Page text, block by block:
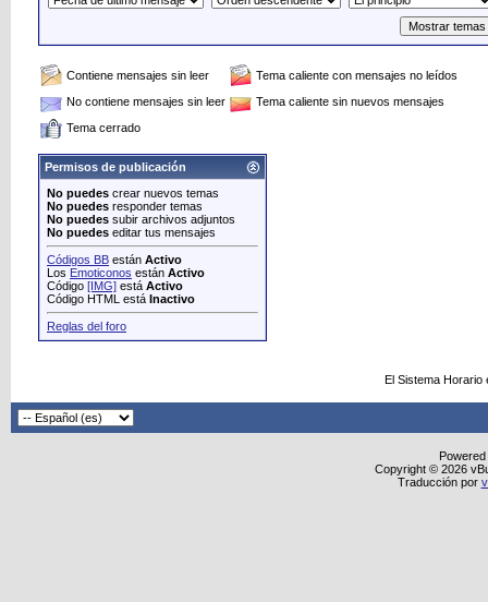
Contiene mensajes sin leer
Tema caliente con mensajes no leídos
No contiene mensajes sin leer
Tema caliente sin nuevos mensajes
Tema cerrado
Permisos de publicación
No puedes crear nuevos temas
No puedes responder temas
No puedes subir archivos adjuntos
No puedes editar tus mensajes
Códigos BB están Activo
Los Emoticonos están Activo
Código [IMG] está Activo
Código HTML está Inactivo
Reglas del foro
El Sistema
Copyright © 2026
Traducción por